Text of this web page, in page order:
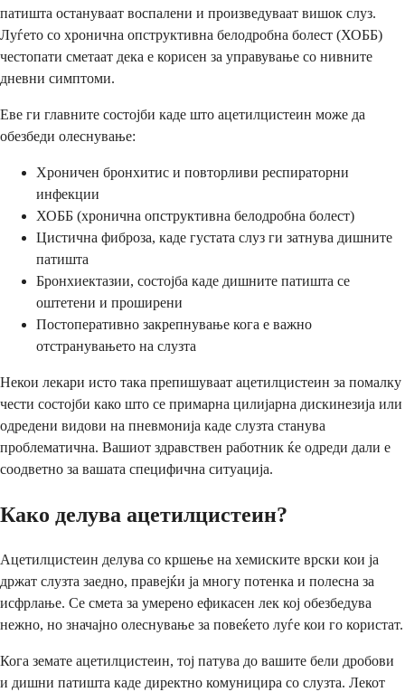
патишта остануваат воспалени и произведуваат вишок слуз.
Луѓето со хронична опструктивна белодробна болест (ХОББ)
честопати сметаат дека е корисен за управување со нивните
дневни симптоми.
Еве ги главните состојби каде што ацетилцистеин може да
обезбеди олеснување:
Хроничен бронхитис и повторливи респираторни
инфекции
ХОББ (хронична опструктивна белодробна болест)
Цистична фиброза, каде густата слуз ги затнува дишните
патишта
Бронхиектазии, состојба каде дишните патишта се
оштетени и проширени
Постоперативно закрепнување кога е важно
отстранувањето на слузта
Некои лекари исто така препишуваат ацетилцистеин за помалку
чести состојби како што се примарна цилијарна дискинезија или
одредени видови на пневмонија каде слузта станува
проблематична. Вашиот здравствен работник ќе одреди дали е
соодветно за вашата специфична ситуација.
Како делува ацетилцистеин?
Ацетилцистеин делува со кршење на хемиските врски кои ја
држат слузта заедно, правејќи ја многу потенка и полесна за
исфрлање. Се смета за умерено ефикасен лек кој обезбедува
нежно, но значајно олеснување за повеќето луѓе кои го користат.
Кога земате ацетилцистеин, тој патува до вашите бели дробови
и дишни патишта каде директно комуницира со слузта. Лекот